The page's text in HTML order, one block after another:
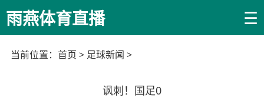
雨燕体育直播 ☰
当前位置： 首页 > 足球新闻 >
讽刺！国足0